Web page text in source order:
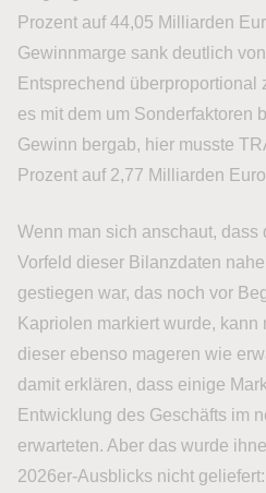
Prozent auf 44,05 Milliarden
Gewinnmarge sank deutlich
Entsprechend überproportional
es mit dem um Sonderfaktoren
Gewinn bergab, hier musste
Prozent auf 2,77 Milliarden
Wenn man sich anschaut, dass
Vorfeld dieser Bilanzdaten
gestiegen war, das noch vor
Kapriolen markiert wurde,
dieser ebenso mageren wie
damit erklären, dass einige
Entwicklung des Geschäfts im
erwarteten. Aber das wurde
2026er-Ausblicks nicht geliefert: